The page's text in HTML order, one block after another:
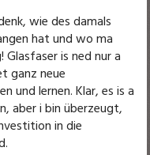
wie des damals
hat und wo ma
is ned nur a
ganz neue
und lernen. Klar, es is a
aber i bin überzeugt,
in die